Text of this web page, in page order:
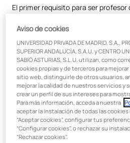
El primer requisito para ser profesor
tener una licenciatura o un grado en
relacionada con la materia que
ejemplo, si quieres ser profesor de
universitaria deberá estar
2. Tener el Máster en Profesorado
Para poder habilitarte es requisito
Máster Universitario en Profesorado
Formación Profesional y
3. Obtener la habilitación
Aviso de cookies
UNIVERSIDAD PRIVADA DE MADRID, S.A.,
SUPERIOR ANDALUCÍA, S.A.U. y CENTRO
SABIO ASTURIAS, S.L.U. utilizan, como
cookies propias y de terceros para
sitio web, distinguirle de otros usuarios,
mejorar la calidad de nuestros servicios y
crear un perfil de sus intereses para
Para más información, acceda a nuestra
aceptar la instalación de todas las
“Aceptar cookies”, configurar tus
“Configurar cookies”, o rechazar su
“Rechazar cookies”.